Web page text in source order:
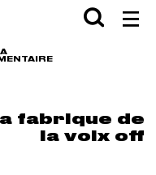
Rechercher
fabrique de
la voix off